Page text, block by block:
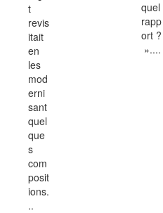
t
revis
itait
en
les
mod
erni
sant
quel
que
s
com
posit
ions.
..
quel
rapp
ort ?
»....